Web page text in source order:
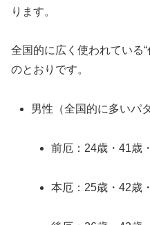
ります。
全国的に広く使われている
のとおりです。
男性（全国的に多いパ
前厄：24歳・41歳
本厄：25歳・42歳